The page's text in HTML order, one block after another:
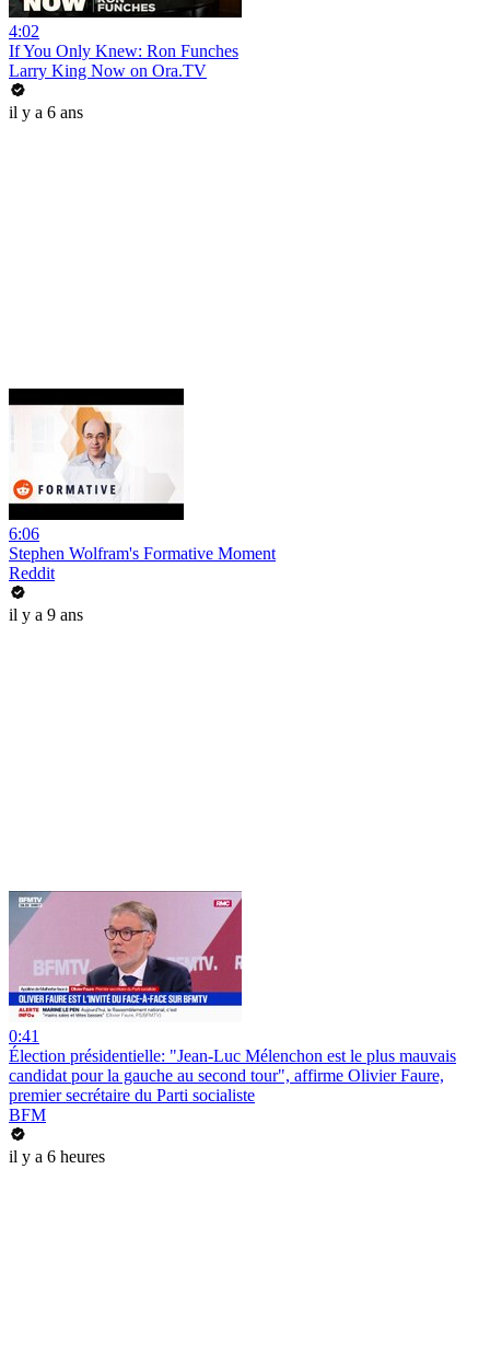
4:02
If You Only Knew: Ron Funches
Larry King Now on Ora.TV
il y a 6 ans
6:06
Stephen Wolfram's Formative Moment
Reddit
il y a 9 ans
0:41
Élection présidentielle: "Jean-Luc Mélenchon est le plus mauvais
candidat pour la gauche au second tour", affirme Olivier Faure,
premier secrétaire du Parti socialiste
BFM
il y a 6 heures